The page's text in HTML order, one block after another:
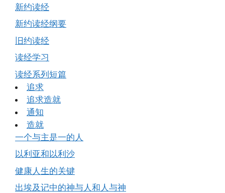
新约读经
新约读经纲要
旧约读经
读经学习
读经系列短篇
追求
追求造就
通知
造就
一个与主是一的人
以利亚和以利沙
健康人生的关键
出埃及记中的神与人和人与神